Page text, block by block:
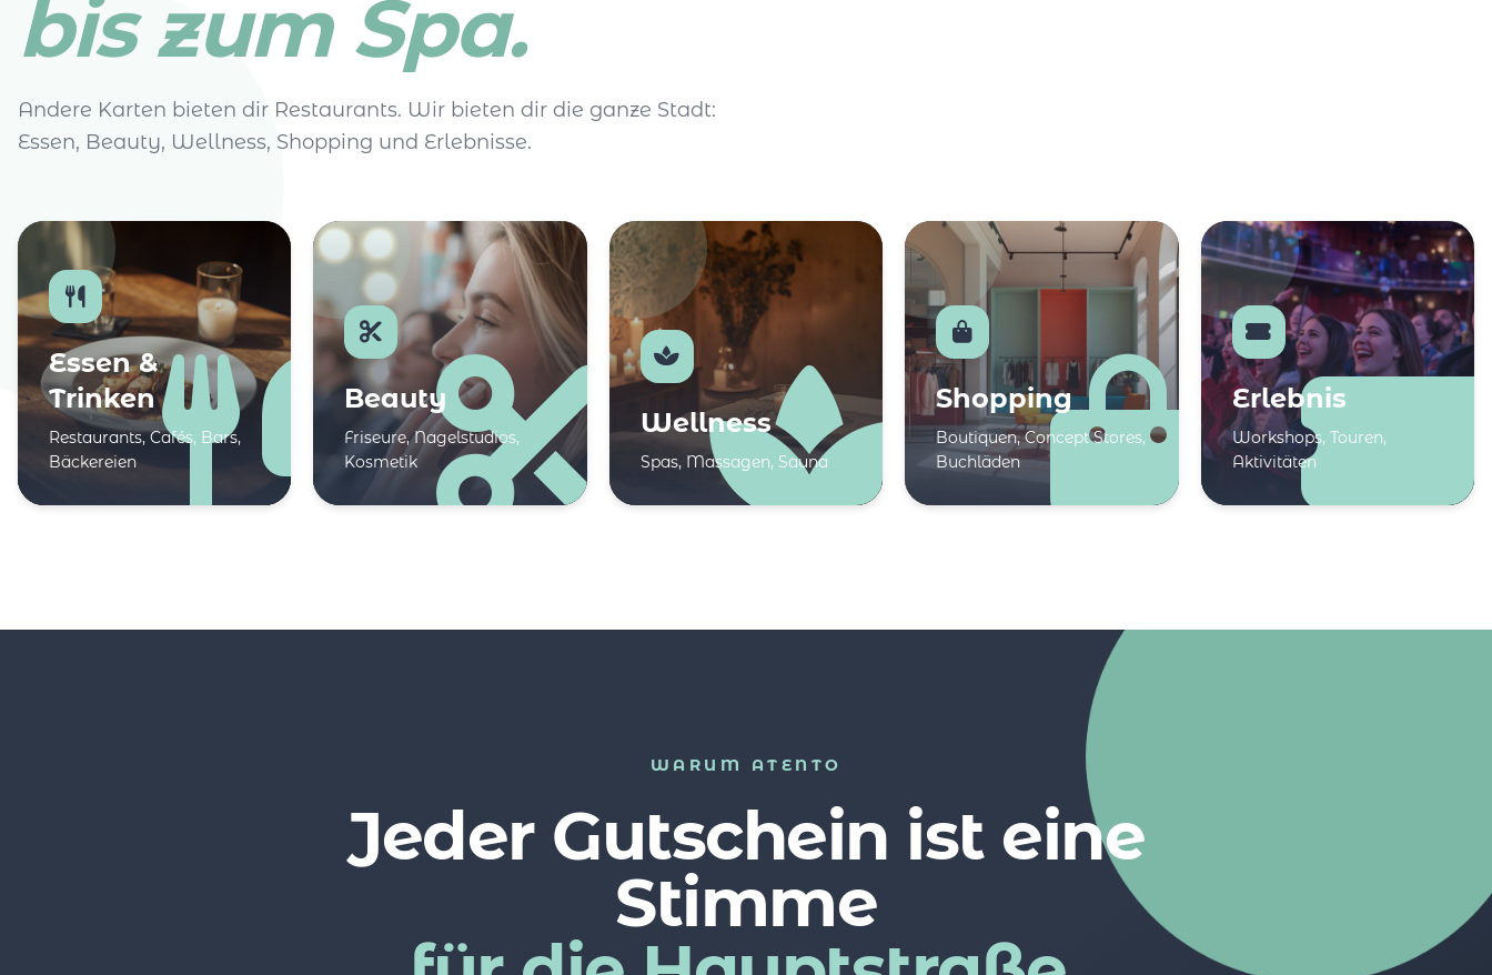
bis zum Spa.
Andere Karten bieten dir Restaurants. Wir bieten dir die ganze Stadt:
Essen, Beauty, Wellness, Shopping und Erlebnisse.
Essen &
Trinken
Restaurants, Cafés, Bars,
Bäckereien
Beauty
Friseure, Nagelstudios,
Kosmetik
Wellness
Spas, Massagen, Sauna
Shopping
Boutiquen, Concept Stores,
Buchläden
Erlebnis
Workshops, Touren,
Aktivitäten
WARUM ATENTO
Jeder Gutschein ist eine
Stimme